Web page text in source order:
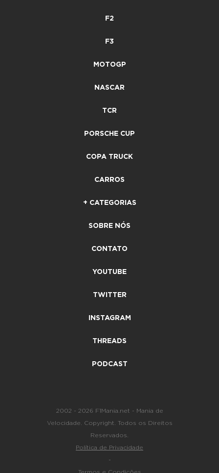
F2
F3
MOTOGP
NASCAR
TCR
PORSCHE CUP
COPA TRUCK
CARROS
+ CATEGORIAS
SOBRE NÓS
CONTATO
YOUTUBE
TWITTER
INSTAGRAM
THREADS
PODCAST
2002 - 2026 F1Mania.net - Mania de
Velocidade. Copyright. Todos os Direitos
Reservados.
Política de Privacidade
-